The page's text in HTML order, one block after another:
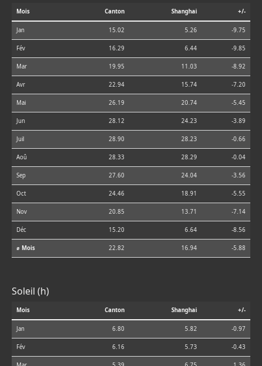
Mois Canton Shanghai +/-
Jan 15.02 5.26 -9.75
Fév 16.29 6.44 -9.85
Mar 19.95 11.03 -8.92
Avr 22.94 15.74 -7.20
Mai 26.19 20.74 -5.45
Jun 28.12 24.23 -3.89
Juil 28.90 28.23 -0.66
Aoû 28.33 28.29 -0.04
Sep 27.60 24.04 -3.56
Oct 24.46 18.91 -5.55
Nov 20.85 13.71 -7.14
Déc 15.20 6.64 -8.56
⌀ Mois 22.82 16.94 -5.88
Soleil (h)
Mois Canton Shanghai +/-
Jan 6.80 5.82 -0.97
Fév 6.16 5.73 -0.43